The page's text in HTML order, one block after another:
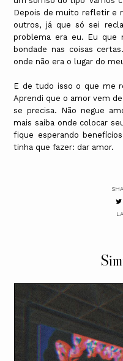
Depois de muito refletir e
outros, já que só sei
problema era eu. Eu que
bondade nas coisas
onde não era o lugar do
E de tudo isso o que me
Aprendi que o amor vem
se precisa. Não negue
mais saiba onde colocar
fique esperando
tinha que fazer: dar amor.